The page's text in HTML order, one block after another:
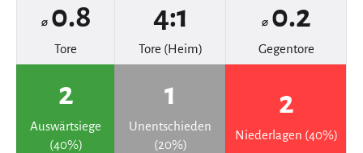
⌀ 0.8
Tore
4:1
Tore (Heim)
⌀ 0.2
Gegentore
2
Auswärtsiege
(40%)
1
Unentschieden
(20%)
2
Niederlagen (40%)